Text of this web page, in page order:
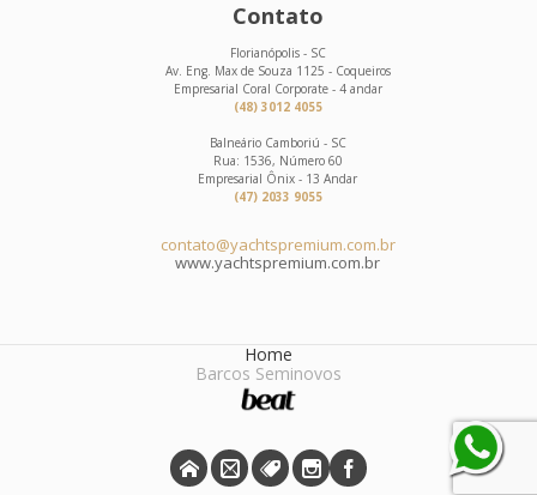
Contato
Florianópolis - SC
Av. Eng. Max de Souza 1125 - Coqueiros
Empresarial Coral Corporate - 4 andar
(48) 3012 4055
Balneário Camboriú - SC
Rua: 1536, Número 60
Empresarial Ônix - 13 Andar
(47) 2033 9055
contato@yachtspremium.com.br
www.yachtspremium.com.br
Home
Barcos Seminovos